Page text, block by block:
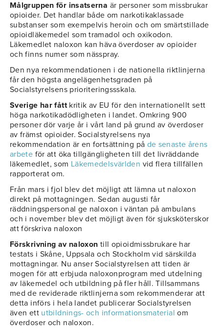
Målgruppen för insatserna är personer som missbrukar
opioider. Det handlar både om narkotikaklassade
substanser som exempelvis heroin och om smärtstillade
opioidläkemedel som tramadol och oxikodon.
Läkemedlet naloxon kan häva överdoser av opioider
och finns numer som nässpray.
Den nya rekommendationen i de nationella riktlinjerna
får den högsta angelägenhetsgraden på
Socialstyrelsens prioriteringssskala.
Sverige har fåttkritik av EU för den internationellt sett
höga narkotikadödligheten i landet. Omkring 900
personer dör varje år i vårt land på grund av överdoser
av främst opioider. Socialstyrelsens nya
rekommendation är en fortsättning på de senaste årens
arbete för att öka tillgängligheten till det livräddande
läkemedlet, som Läkemedelsvärlden vid flera tillfällen
rapporterat om.
Från mars i fjol blev det möjligt att lämna ut naloxon
direkt på mottagningen. Sedan augusti får
räddningspersonal ge naloxon i väntan på ambulans
och i november blev det möjligt även för sjuksköterskor
att förskriva naloxon
Förskrivning av naloxon till opioidmissbrukare har
testats i Skåne, Uppsala och Stockholm vid särskilda
mottagningar. Nu anser Socialstyrelsen att tiden är
mogen för att erbjuda naloxonprogram med utdelning
av läkemedel och utbildning på fler håll. Tillsammans
med de reviderade riktlinjerna som rekommenderar att
detta införs i hela landet publicerar Socialstyrelsen
även ett utbildnings- och informationsmaterial om
överdoser och naloxon.